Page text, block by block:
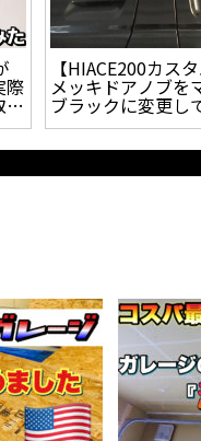
の
す
『ハイエースの足
策』スタビライザ
ンフォートシャッ
てどっちが良いの